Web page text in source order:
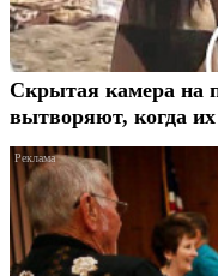
Скрытая камера на
вытворяют, когда